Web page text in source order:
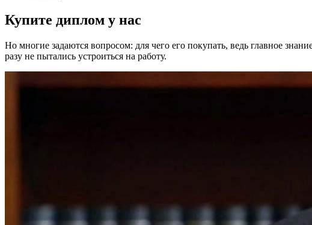
Купите диплом у нас
Но многие задаются вопросом: для чего его покупать, ведь главное
разу не пытались устроиться на работу.